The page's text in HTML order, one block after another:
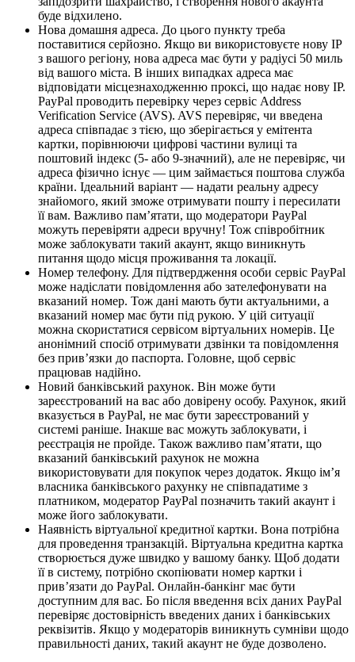
буде відхилено.
Нова домашня адреса. До цього пункту треба
поставитися серйозно. Якщо ви використовуєте нову IP
з вашого регіону, нова адреса має бути у радіусі 50 миль
від вашого міста. В інших випадках адреса має
відповідати місцезнаходженню проксі, що надає нову IP.
PayPal проводить перевірку через сервіс Address
Verification Service (AVS). AVS перевіряє, чи введена
адреса співпадає з тією, що зберігається у емітента
картки, порівнюючи цифрові частини вулиці та
поштовий індекс (5- або 9-значний), але не перевіряє, чи
адреса фізично існує — цим займається поштова служба
країни. Ідеальний варіант — надати реальну адресу
знайомого, який зможе отримувати пошту і пересилати
її вам. Важливо пам’ятати, що модератори PayPal
можуть перевіряти адреси вручну! Тож співробітник
може заблокувати такий акаунт, якщо виникнуть
питання щодо місця проживання та локації.
Номер телефону. Для підтвердження особи сервіс PayPal
може надіслати повідомлення або зателефонувати на
вказаний номер. Тож дані мають бути актуальними, а
вказаний номер має бути під рукою. У цій ситуації
можна скористатися сервісом віртуальних номерів. Це
анонімний спосіб отримувати дзвінки та повідомлення
без прив’язки до паспорта. Головне, щоб сервіс
працював надійно.
Новий банківський рахунок. Він може бути
зареєстрований на вас або довірену особу. Рахунок, який
вказується в PayPal, не має бути зареєстрований у
системі раніше. Інакше вас можуть заблокувати, і
реєстрація не пройде. Також важливо пам’ятати, що
вказаний банківський рахунок не можна
використовувати для покупок через додаток. Якщо ім’я
власника банківського рахунку не співпадатиме з
платником, модератор PayPal позначить такий акаунт і
може його заблокувати.
Наявність віртуальної кредитної картки. Вона потрібна
для проведення транзакцій. Віртуальна кредитна картка
створюється дуже швидко у вашому банку. Щоб додати
її в систему, потрібно скопіювати номер картки і
прив’язати до PayPal. Онлайн-банкінг має бути
доступним для вас. Бо після введення всіх даних PayPal
перевіряє достовірність введених даних і банківських
реквізитів. Якщо у модераторів виникнуть сумніви щодо
правильності даних, такий акаунт не буде дозволено.